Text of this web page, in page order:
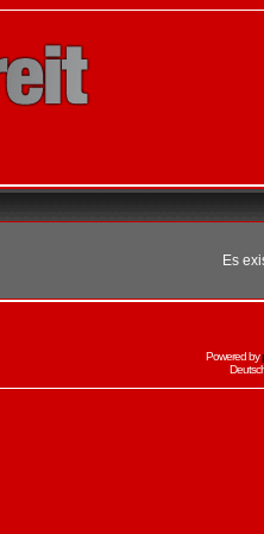
Es
Powered by